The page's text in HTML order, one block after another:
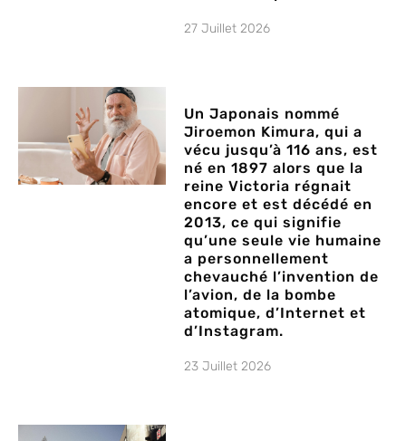
27 Juillet 2026
Un Japonais nommé
Jiroemon Kimura, qui a
vécu jusqu’à 116 ans, est
né en 1897 alors que la
reine Victoria régnait
encore et est décédé en
2013, ce qui signifie
qu’une seule vie humaine
a personnellement
chevauché l’invention de
l’avion, de la bombe
atomique, d’Internet et
d’Instagram.
23 Juillet 2026